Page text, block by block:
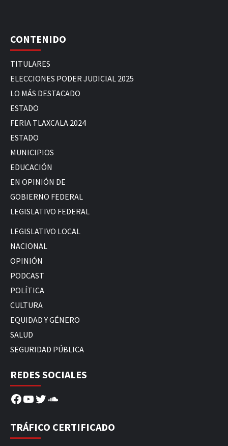
CONTENIDO
TITULARES
ELECCIONES PODER JUDICIAL 2025
LO MÁS DESTACADO
ESTADO
FERIA TLAXCALA 2024
ESTADO
MUNICIPIOS
EDUCACIÓN
EN OPINIÓN DE
GOBIERNO FEDERAL
LEGISLATIVO FEDERAL
LEGISLATIVO LOCAL
NACIONAL
OPINIÓN
PODCAST
POLÍTICA
CULTURA
EQUIDAD Y GÉNERO
SALUD
SEGURIDAD PÚBLICA
REDES SOCIALES
Facebook
YouTube
Twitter
SoundCloud
TRÁFICO CERTIFICADO